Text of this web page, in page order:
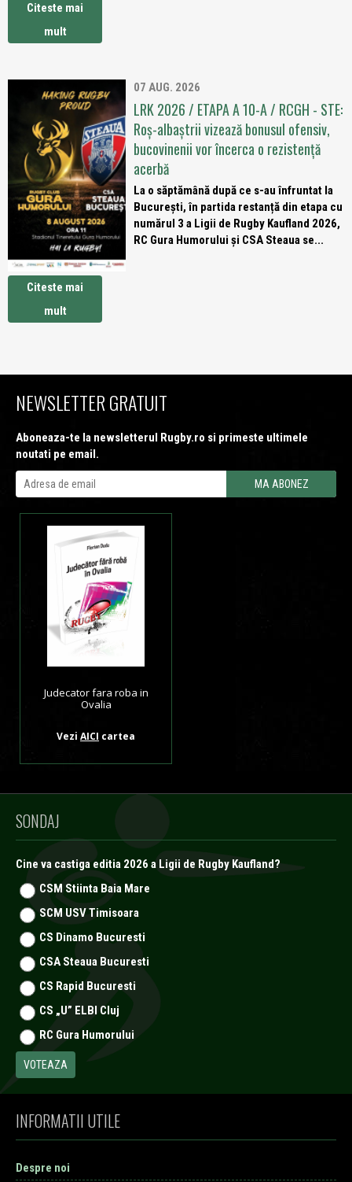
Citeste mai
mult
07 AUG. 2026
LRK 2026 / ETAPA A 10-A / RCGH - STE:
Roș-albaștrii vizează bonusul ofensiv,
bucovinenii vor încerca o rezistență
acerbă
La o săptămână după ce s-au înfruntat la
București, în partida restanță din etapa cu
numărul 3 a Ligii de Rugby Kaufland 2026,
RC Gura Humorului și CSA Steaua se...
Citeste mai
mult
NEWSLETTER GRATUIT
Aboneaza-te la newsletterul Rugby.ro si primeste ultimele
noutati pe email.
Judecator fara roba in
Ovalia
Vezi AICI cartea
SONDAJ
Cine va castiga editia 2026 a Ligii de Rugby Kaufland?
CSM Stiinta Baia Mare
SCM USV Timisoara
CS Dinamo Bucuresti
CSA Steaua Bucuresti
CS Rapid Bucuresti
CS „U” ELBI Cluj
RC Gura Humorului
INFORMATII UTILE
Despre noi